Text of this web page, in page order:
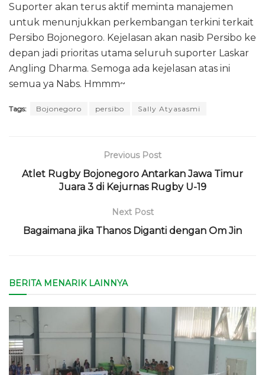
Suporter akan terus aktif meminta manajemen
untuk menunjukkan perkembangan terkini terkait
Persibo Bojonegoro. Kejelasan akan nasib Persibo ke
depan jadi prioritas utama seluruh suporter Laskar
Angling Dharma. Semoga ada kejelasan atas ini
semua ya Nabs. Hmmm~
Tags: Bojonegoro persibo Sally Atyasasmi
Previous Post
Atlet Rugby Bojonegoro Antarkan Jawa Timur
Juara 3 di Kejurnas Rugby U-19
Next Post
Bagaimana jika Thanos Diganti dengan Om Jin
BERITA MENARIK LAINNYA